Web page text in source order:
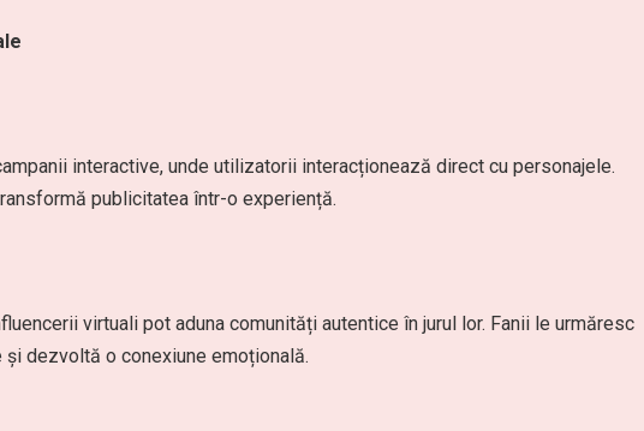
interactive, unde utilizatorii interacționează direct cu personajele.
publicitatea într-o experiență.
virtuali pot aduna comunități autentice în jurul lor. Fanii le urmăresc
dezvoltă o conexiune emoțională.